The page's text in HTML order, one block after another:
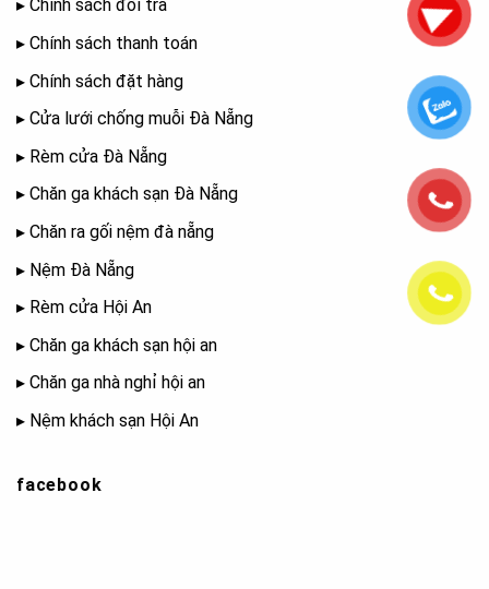
▸ Chính sách đổi trả
▸ Chính sách thanh toán
▸ Chính sách đặt hàng
▸ Cửa lưới chống muỗi Đà Nẵng
▸ Rèm cửa Đà Nẵng
▸ Chăn ga khách sạn Đà Nẵng
▸ Chăn ra gối nệm đà nẵng
▸ Nệm Đà Nẵng
▸ Rèm cửa Hội An
▸ Chăn ga khách sạn hội an
▸ Chăn ga nhà nghỉ hội an
▸ Nệm khách sạn Hội An
facebook